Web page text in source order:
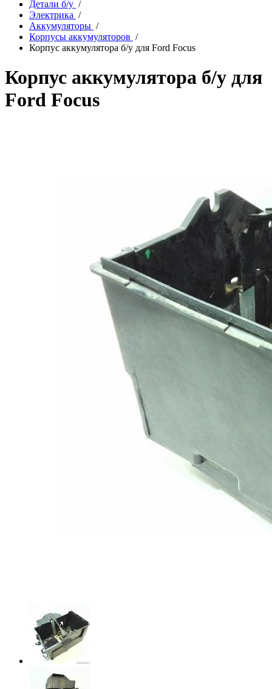
Детали б/у /
Электрика /
Аккумуляторы /
Корпусы аккумуляторов /
Корпус аккумулятора б/у для Ford Focus
Корпус аккумулятора б/у для
Ford Focus